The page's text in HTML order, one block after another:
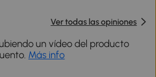
Ver todas las opiniones
un vídeo del producto
Más info